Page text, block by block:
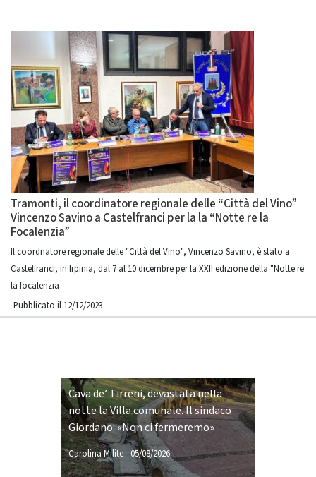
Tramonti, il coordinatore regionale delle “Città del Vino”
Vincenzo Savino a Castelfranci per la la “Notte re la
Focalenzia”
Il coordnatore regionale delle "Città del Vino", Vincenzo Savino, è stato a
Castelfranci, in Irpinia, dal 7 al 10 dicembre per la XXII edizione della "Notte re
la focalenzia
Pubblicato il 12/12/2023
Cava de’ Tirreni, devastata nella
notte la Villa comunale. Il sindaco
Giordano: «Non ci fermeremo»
Carolina Milite- 05/08/2026